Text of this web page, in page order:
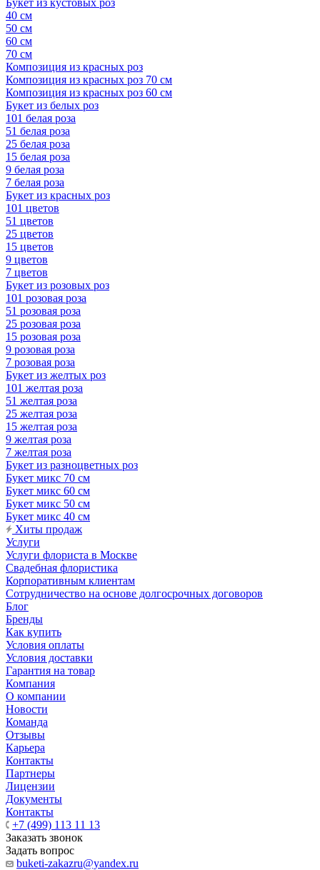
Букет из кустовых роз
40 см
50 см
60 см
70 см
Композиция из красных роз
Композиция из красных роз 70 см
Композиция из красных роз 60 см
Букет из белых роз
101 белая роза
51 белая роза
25 белая роза
15 белая роза
9 белая роза
7 белая роза
Букет из красных роз
101 цветов
51 цветов
25 цветов
15 цветов
9 цветов
7 цветов
Букет из розовых роз
101 розовая роза
51 розовая роза
25 розовая роза
15 розовая роза
9 розовая роза
7 розовая роза
Букет из желтых роз
101 желтая роза
51 желтая роза
25 желтая роза
15 желтая роза
9 желтая роза
7 желтая роза
Букет из разноцветных роз
Букет микс 70 см
Букет микс 60 см
Букет микс 50 см
Букет микс 40 см
Хиты продаж
Услуги
Услуги флориста в Москве
Свадебная флористика
Корпоративным клиентам
Сотрудничество на основе долгосрочных договоров
Блог
Бренды
Как купить
Условия оплаты
Условия доставки
Гарантия на товар
Компания
О компании
Новости
Команда
Отзывы
Карьера
Контакты
Партнеры
Лицензии
Документы
Контакты
+7 (499) 113 11 13
Заказать звонок
Задать вопрос
buketi-zakazru@yandex.ru